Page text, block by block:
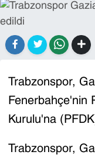
Trabzonspor,
Fenerbahçe'nin
Kurulu'na
Trabzonspor,